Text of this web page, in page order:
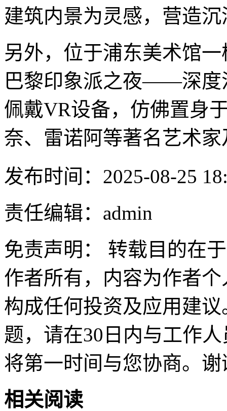
建筑内景为灵感，营造
另外，位于浦东美术馆
巴黎印象派之夜——深度
佩戴VR设备，仿佛置身
奈、雷诺阿等著名艺术
发布时间：2025-08-25
责任编辑：admin
免责声明： 转载目的在
作者所有，内容为作者
构成任何投资及应用建
题，请在30日内与工作
将第一时间与您协商。
相关阅读